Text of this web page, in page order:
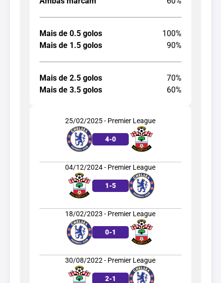
Mais de 0.5 golos
100%
Mais de 1.5 golos
90%
Mais de 2.5 golos
70%
Mais de 3.5 golos
60%
25/02/2025 - Premier League
4-0
04/12/2024 - Premier League
1-5
18/02/2023 - Premier League
0-1
30/08/2022 - Premier League
2-1